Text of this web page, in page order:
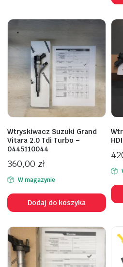
Wtryskiwacz Suzuki Grand
Vitara 2.0 Tdi Turbo –
0445110044
360,00 zł
W magazynie
Dodaj do koszyka